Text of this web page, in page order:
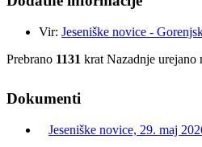
Vir: Jeseniške novice -
Prebrano 1131 krat Nazadnje urejano
Dokumenti
Jeseniške novice, 29. maj